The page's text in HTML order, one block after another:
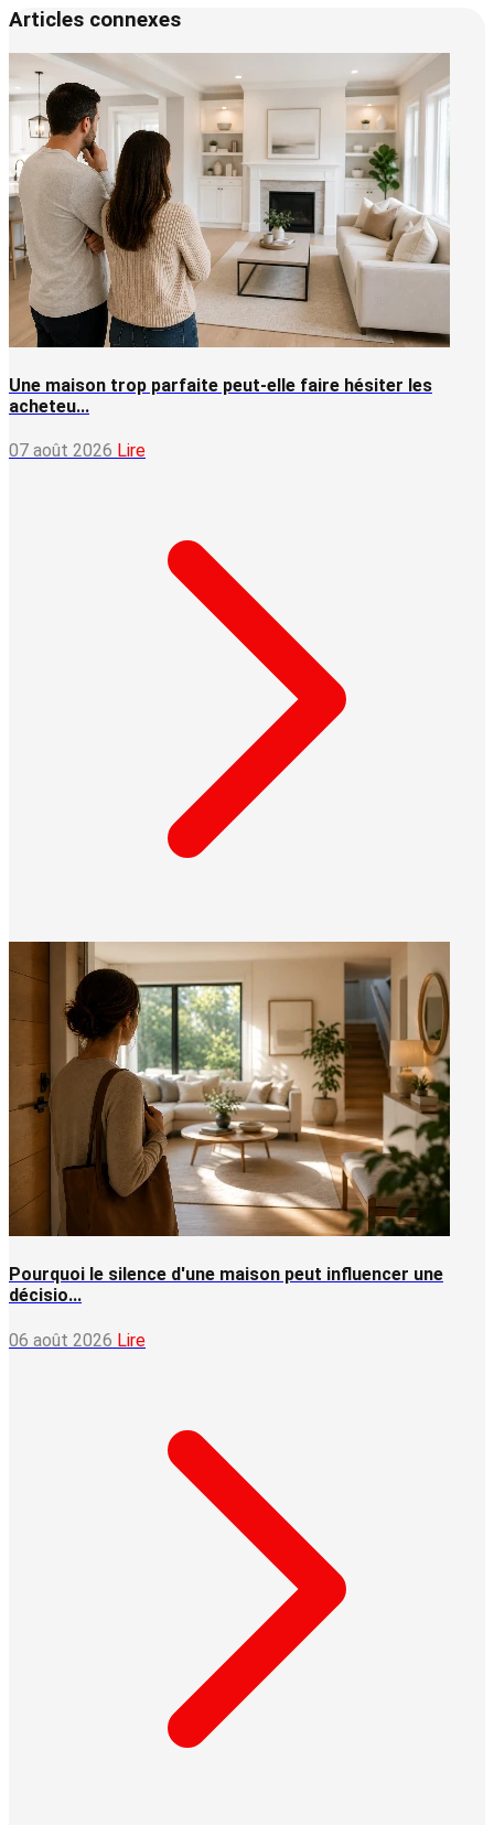
Articles connexes
Une maison trop parfaite peut-elle faire hésiter les
acheteu...
07 août 2026 Lire
Pourquoi le silence d'une maison peut influencer une
décisio...
06 août 2026 Lire